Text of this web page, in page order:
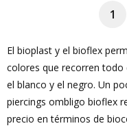
1
El bioplast y el bioflex
colores que recorren todo
el blanco y el negro. Un
piercings ombligo bioflex
precio en términos de